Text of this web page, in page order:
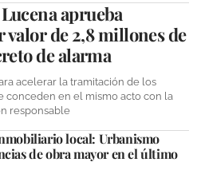
aprueba
valor de 2,8 millones de
de alarma
acelerar la tramitación de los
conceden en el mismo acto con la
responsable
local: Urbanismo
de obra mayor en el último